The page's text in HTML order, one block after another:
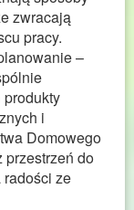
zwracają
pracy.
–
i
Domowego
przestrzeń do
ze